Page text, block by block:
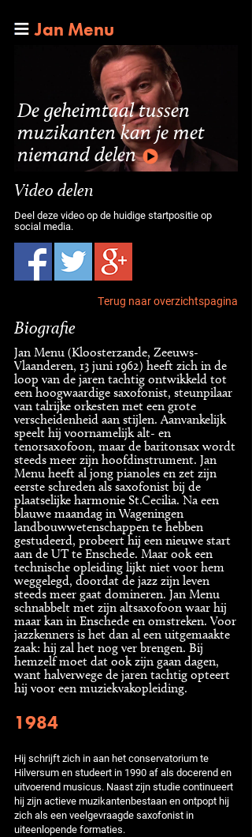
Jan Menu
De geheimtaal tussen
muzikanten kan je met
niemand delen
Video delen
Deel deze video op de huidige startpositie op
social media.
Terug naar overzichtspagina
Biografie
Jan Menu (Kloosterzande, Zeeuws-
Vlaanderen, 13 juni 1962) heeft zich in de
loop van de jaren tachtig ontwikkeld tot
een hoogwaardige saxofonist, steunpilaar
van talrijke orkesten met een grote
verscheidenheid aan stijlen. Aanvankelijk
speelt hij voornamelijk alt- en
tenorsaxofoon, maar de baritonsax wordt
steeds meer zijn hoofdinstrument. Jan
Menu heeft al jong pianoles en zet zijn
eerste schreden als saxofonist bij de
plaatselijke harmonie St.Cecilia. Na een
blauwe maandag in Wageningen
landbouwwetenschappen te hebben
gestudeerd, probeert hij een nieuwe start
aan de UT te Enschede. Maar ook een
technische opleiding lijkt niet voor hem
weggelegd, doordat de jazz zijn leven
steeds meer gaat domineren. Jan Menu
schnabbelt met zijn altsaxofoon waar hij
maar kan in Enschede en omstreken. Voor
jazzkenners is het dan al een uitgemaakte
zaak: hij zal het nog ver brengen. Bij
hemzelf moet dat ook zijn gaan dagen,
want halverwege de jaren tachtig opteert
hij voor een muziekvakopleiding.
1984
Hij schrijft zich in aan het conservatorium te
Hilversum en studeert in 1990 af als docerend en
uitvoerend musicus. Naast zijn studie continueert
hij zijn actieve muzikantenbestaan en ontpopt hij
zich als een veelgevraagde saxofonist in
uiteenlopende formaties.